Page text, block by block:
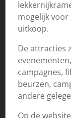
mogelijk voor
uitkoop.
De attracties
campagnes,
beurzen,
andere
Op de